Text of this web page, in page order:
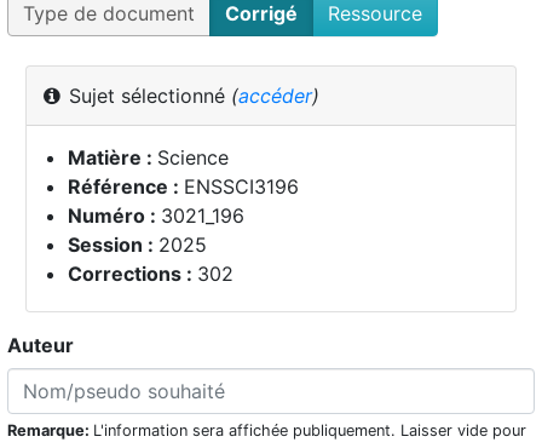
Type de document Corrigé Ressource
Sujet sélectionné (accéder)
Matière : Science
Référence : ENSSCI3196
Numéro : 3021_196
Session : 2025
Corrections : 302
Auteur
Remarque: L'information sera affichée publiquement. Laisser vide pour